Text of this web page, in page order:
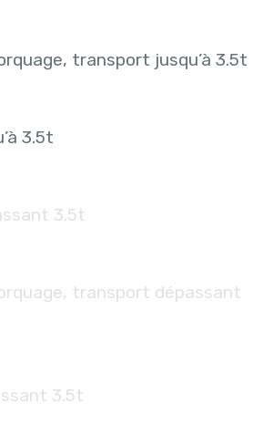
transport jusqu’à 3.5t
3.5t
3.5t
transport dépassant
3.5t